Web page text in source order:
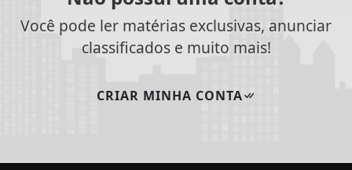
Você pode ler matérias exclusivas, anunciar
classificados e muito mais!
CRIAR MINHA CONTA